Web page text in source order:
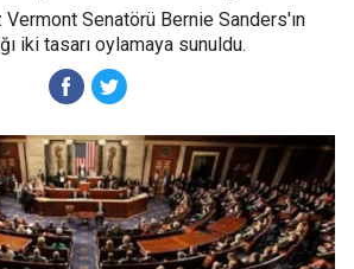
Vermont Senatörü Bernie Sanders'ın
iki tasarı oylamaya sunuldu.